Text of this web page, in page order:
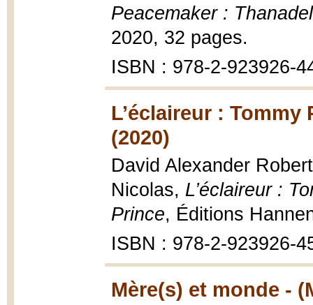
Peacemaker :
2020, 32 pages.
ISBN : 978-2-923926-
L’éclaireur :
(2020)
David Alexander
Nicolas, L’éclaireur :
Prince, Éditions
ISBN : 978-2-923926-
Mère(s) et monde -